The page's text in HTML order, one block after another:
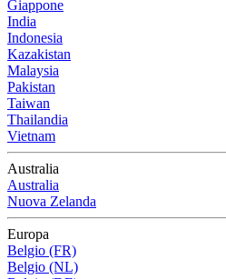
Giappone
India
Indonesia
Kazakistan
Malaysia
Pakistan
Taiwan
Thailandia
Vietnam
Australia
Australia
Nuova Zelanda
Europa
Belgio (FR)
Belgio (NL)